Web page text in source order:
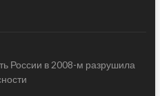
России в 2008-м разрушила